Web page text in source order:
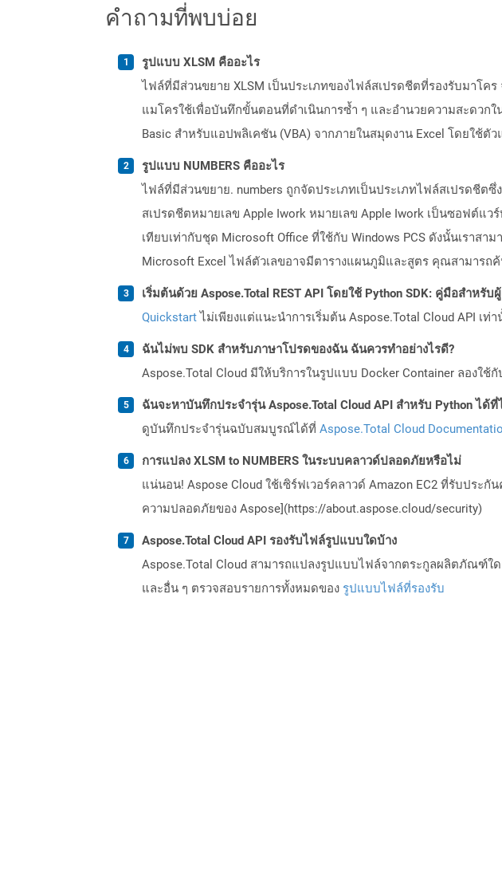
คำถามที่พบบ่อย
รูปแบบ XLSM คืออะไร
ไฟล์ที่มีส่วนขยาย XLSM เป็นประเภทของไฟล์สเปรดชีตที่รองรับมาโ
แมโครใช้เพื่อบันทึกขั้นตอนที่ดำเนินการซ้ำ ๆ และอำนวยความสะดวก
Basic สำหรับแอปพลิเคชัน (VBA) จากภายในสมุดงาน Excel โดยใช้
รูปแบบ NUMBERS คืออะไร
ไฟล์ที่มีส่วนขยาย. numbers ถูกจัดประเภทเป็นประเภทไฟล์สเปรดชีต
สเปรดชีตหมายเลข Apple Iwork หมายเลข Apple Iwork เป็นซอฟต์แ
เทียบเท่ากับชุด Microsoft Office ที่ใช้กับ Windows PCS ดังนั้นเราส
Microsoft Excel ไฟล์ตัวเลขอาจมีตารางแผนภูมิและสูตร คุณสามารถ
เริ่มต้นด้วย Aspose.Total REST API โดยใช้ Python SDK: คู่มือสำหรับ
Quickstartไม่เพียงแต่แนะนำการเริ่มต้น Aspose.Total Cloud API เ
ฉันไม่พบ SDK สำหรับภาษาโปรดของฉัน ฉันควรทำอย่างไรดี?
Aspose.Total Cloud มีให้บริการในรูปแบบ Docker Container ลองใ
ฉันจะหาบันทึกประจำรุ่น Aspose.Total Cloud API สำหรับ Python ได้
ดูบันทึกประจำรุ่นฉบับสมบูรณ์ได้ที่ Aspose.Total Cloud
การแปลง XLSM to NUMBERS ในระบบคลาวด์ปลอดภัยหรือไม่
แน่นอน! Aspose Cloud ใช้เซิร์ฟเวอร์คลาวด์ Amazon EC2 ที่รับปร
ความปลอดภัยของ Aspose](https://about.aspose.cloud/security)
Aspose.Total Cloud API รองรับไฟล์รูปแบบใดบ้าง
Aspose.Total Cloud สามารถแปลงรูปแบบไฟล์จากตระกูลผลิตภัณฑ์ใด
และอื่น ๆ ตรวจสอบรายการทั้งหมดของ รูปแบบไฟล์ที่รองรับ